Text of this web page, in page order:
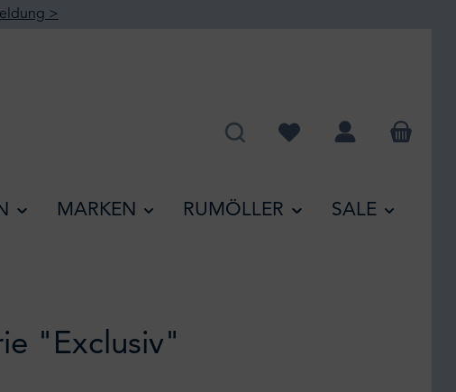
>
Du hast 0 Produkte auf
MARKEN RUMÖLLER SALE
"Exclusiv"